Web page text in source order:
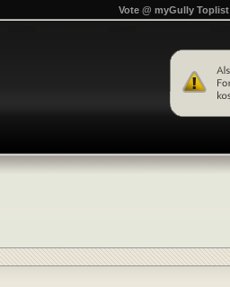
Vote @ myGully Toplist